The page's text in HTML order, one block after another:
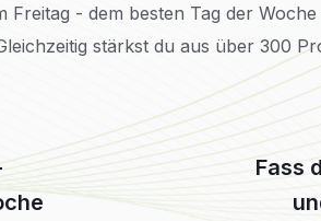
Freitag - dem besten Tag der
stärkst du aus über 300
Fass